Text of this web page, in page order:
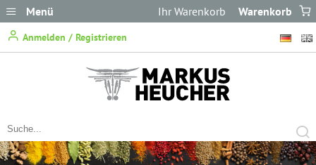
Menü
Anmelden / Registrieren
Warenkorb
Ihr Warenkorb